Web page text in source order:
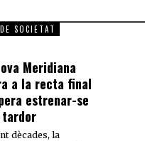
SOCIETAT
Meridiana
a la recta final
estrenar-se
dècades, la